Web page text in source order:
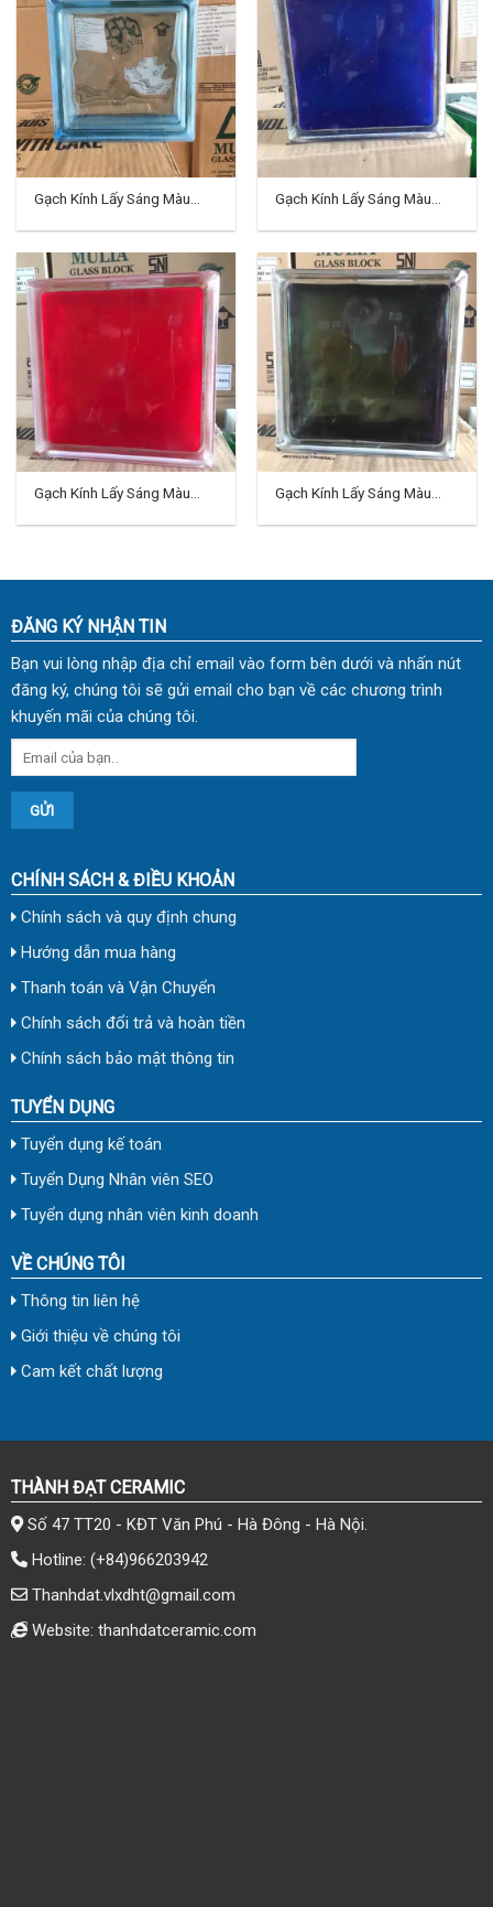
Gạch Kính Lấy Sáng Màu
Gạch Kính Lấy Sáng Màu
Gạch Kính Lấy Sáng Màu
Gạch Kính Lấy Sáng Màu
ĐĂNG KÝ NHẬN TIN
Bạn vui lòng nhập địa chỉ email vào form bên dưới và nhấn nút
đăng ký, chúng tôi sẽ gửi email cho bạn về các chương trình
khuyến mãi của chúng tôi.
CHÍNH SÁCH & ĐIỀU KHOẢN
Chính sách và quy định chung
Hướng dẫn mua hàng
Thanh toán và Vận Chuyển
Chính sách đổi trả và hoàn tiền
Chính sách bảo mật thông tin
TUYỂN DỤNG
Tuyển dụng kế toán
Tuyển Dụng Nhân viên SEO
Tuyển dụng nhân viên kinh doanh
VỀ CHÚNG TÔI
Thông tin liên hệ
Giới thiệu về chúng tôi
Cam kết chất lượng
THÀNH ĐẠT CERAMIC
Số 47 TT20 - KĐT Văn Phú - Hà Đông - Hà Nội.
Hotline: (+84)966203942
Thanhdat.vlxdht@gmail.com
Website: thanhdatceramic.com